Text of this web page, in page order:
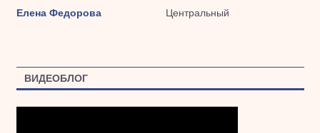
Елена Федорова Центральный
ВИДЕОБЛОГ